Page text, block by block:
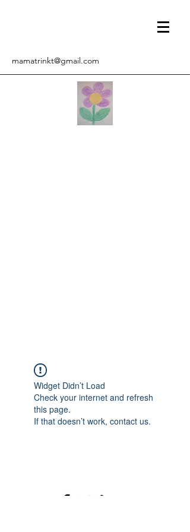
mamatrinkt@gmail.com
Widget Didn’t Load
Check your internet and refresh
this page.
If that doesn’t work, contact us.